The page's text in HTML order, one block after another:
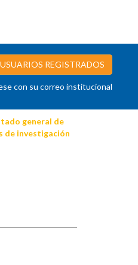
USUARIOS REGISTRADOS
con su correo institucional
general de
de investigación